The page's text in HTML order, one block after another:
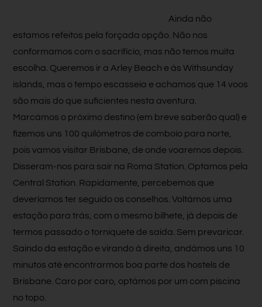
Ainda não
estamos refeitos pela forçada opção. Não nos
conformamos com o sacrifício, mas não temos muita
escolha. Queremos ir a Arley Beach e às Withsunday
islands, mas o tempo escasseia e achamos que 14 voos
são mais do que suficientes nesta aventura.
Marcámos o próximo destino (em breve saberão qual) e
fizemos uns 100 quilómetros de comboio para norte,
pois vamos visitar Brisbane, de onde voaremos depois.
Disseram-nos para sair na Roma Station. Optamos pela
Central Station. Rapidamente, percebemos que
deveríamos ter seguido os conselhos. Voltámos uma
estação para trás, com o mesmo bilhete, já depois de
termos passado o torniquete de saída. Sem prevaricar.
Saindo da estação e virando à direita, andámos uns 10
minutos até encontrarmos boa parte dos hostels de
Brisbane. Caro por caro, optámos por um com piscina
no topo.